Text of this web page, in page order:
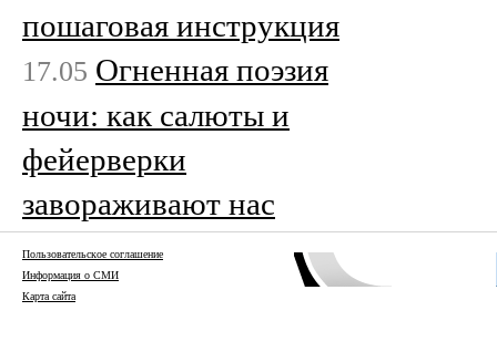
пошаговая инструкция
17.05 Огненная поэзия
ночи: как салюты и
фейерверки
завораживают нас
Пользовательское соглашение
Информация о СМИ
Карта сайта